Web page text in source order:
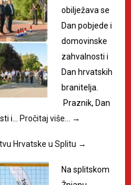
obilježava se
Dan pobjede i
domovinske
zahvalnosti i
Dan hrvatskih
branitelja.
Praznik, Dan
i… Pročitaj više… →
Hrvatske u Splitu →
Na splitskom